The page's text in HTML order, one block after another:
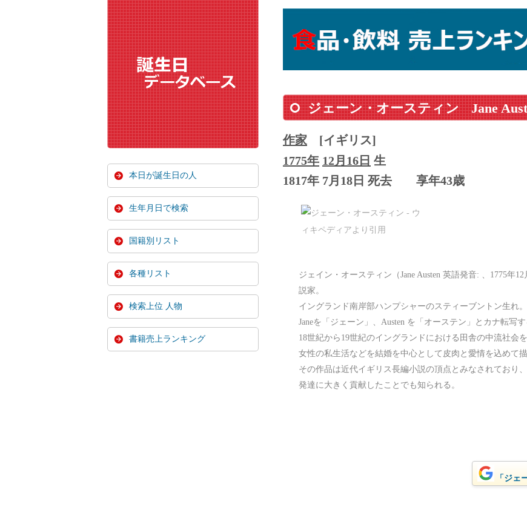
ジェーン・オースティン Jane
作家
[イギリス]
1775年 12月16日 生
1817年 7月18日 死去
享年43歳
ジェイン・オースティン（Jane Austen 英語発音: 、1775年
説家。
イングランド南岸部ハンプシャーのスティーブントン生れ。
Janeを「ジェーン」、Austen を「オーステン」とカナ転写す
18世紀から19世紀のイングランドにおける田舎の中流社会
女性の私生活などを結婚を中心として皮肉と愛情を込めて描
その作品は近代イギリス長編小説の頂点とみなされており
発達に大きく貢献したことでも知られる。
「ジェ
本日が誕生日の人
生年月日で検索
国籍別リスト
各種リスト
検索上位 人物
書籍売上ランキング